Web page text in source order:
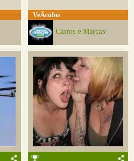
VeÃ­culos
Carros e Marcas